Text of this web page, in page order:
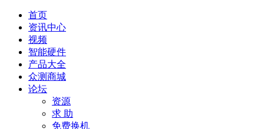
首页
资讯中心
视频
智能硬件
产品大全
众测商城
论坛
资源
求 助
免费换机